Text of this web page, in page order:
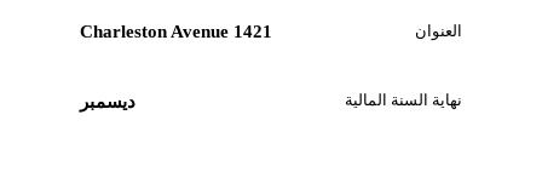
العنوان 1421 Charleston Avenue
نهاية السنة المالية ديسمبر